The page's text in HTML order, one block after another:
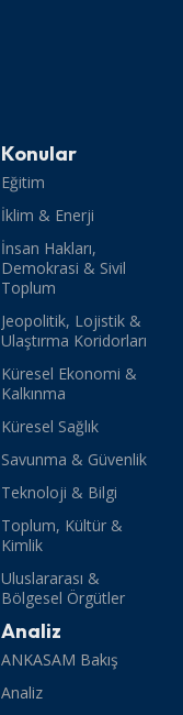
Konular
Eğitim
İklim & Enerji
İnsan Hakları,
Demokrasi & Sivil
Toplum
Jeopolitik, Lojistik &
Ulaştırma Koridorları
Küresel Ekonomi &
Kalkınma
Küresel Sağlık
Savunma & Güvenlik
Teknoloji & Bilgi
Toplum, Kültür &
Kimlik
Uluslararası &
Bölgesel Örgütler
Analiz
ANKASAM Bakış
Analiz